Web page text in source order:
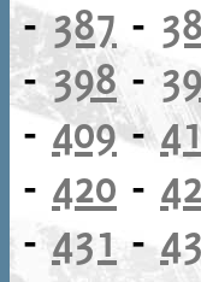
-387 -
-398 -
-409-
- 420 -
-431 -